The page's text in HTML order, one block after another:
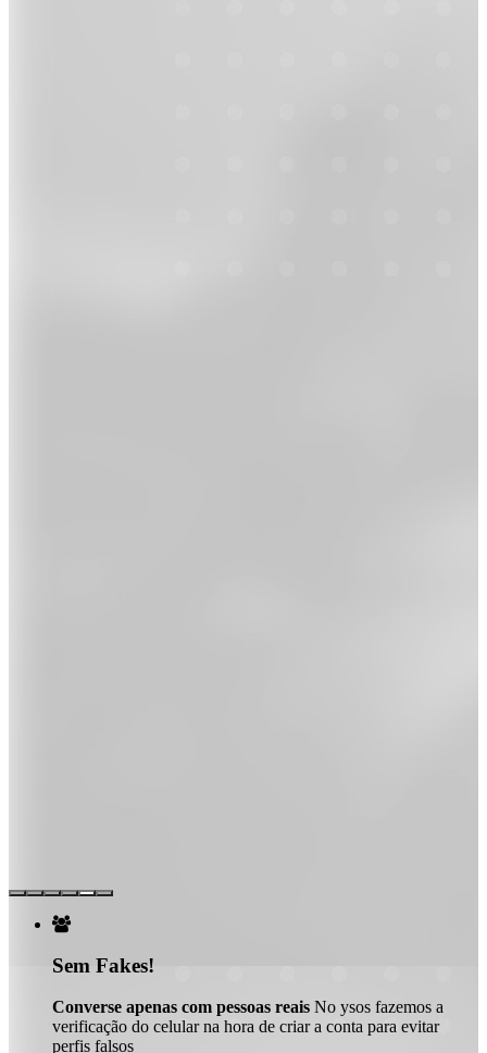

Sem Fakes!
Converse apenas com pessoas reais No ysos fazemos a
verificação do celular na hora de criar a conta para evitar
perfis falsos